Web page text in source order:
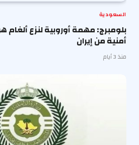
السعودية
بلومبرج: مهمة أوروبية لنزع ألغام
أمنية من إيران
منذ 3 أيام